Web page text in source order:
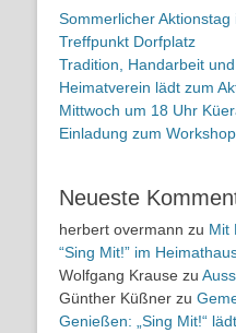
Sommerlicher
Treffpunkt Dorfplatz
Tradition, Handarbeit
Heimatverein lädt zum
Mittwoch um 18 Uhr
Einladung zum Workshop
Neueste
herbert overmann zu Mit
“Sing Mit!” im
Wolfgang Krause zu
Günther Küßner zu
Genießen: „Sing Mit!“